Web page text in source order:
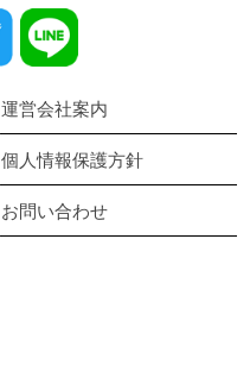
運営会社案内
個人情報保護方針
お問い合わせ